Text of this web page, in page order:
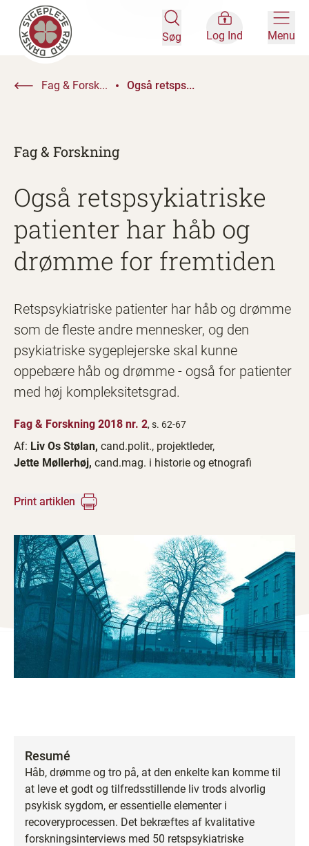
Søg Log Ind Menu
Fag & Forsk... Også retsps...
Fag & Forskning
Også retspsykiatriske
patienter har håb og
drømme for fremtiden
Retspsykiatriske patienter har håb og drømme
som de fleste andre mennesker, og den
psykiatriske sygeplejerske skal kunne
oppebære håb og drømme - også for patienter
med høj kompleksitetsgrad.
Fag & Forskning 2018 nr. 2, s. 62-67
Af: Liv Os Stølan, cand.polit., projektleder,
Jette Møllerhøj, cand.mag. i historie og etnografi
Print artiklen
Resumé
Håb, drømme og tro på, at den enkelte kan komme til
at leve et godt og tilfredsstillende liv trods alvorlig
psykisk sygdom, er essentielle elementer i
recoveryprocessen. Det bekræftes af kvalitative
forskningsinterviews med 50 retspsykiatriske